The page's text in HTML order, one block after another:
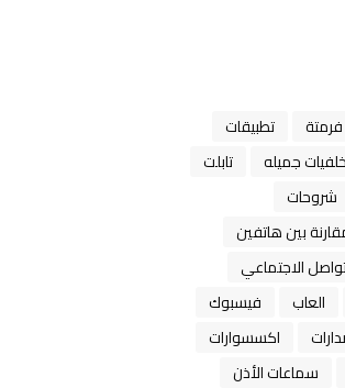
فرمتة
تطبيقات
خلفيات جميله
تابلت
شروحات
بين هاتفين
الاجتماعي
العاب
فيسبوك
اكسسوارات
سماعات الأذن